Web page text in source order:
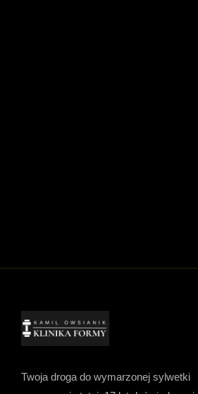
Twoja droga do wymarzonej sylwetki